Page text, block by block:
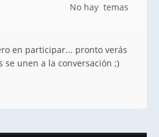
No hay temas
en participar... pronto verás
se unen a la conversación ;)